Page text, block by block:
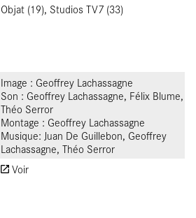
Objat (19), Studios TV7 (33)
Image : Geoffrey Lachassagne
Son : Geoffrey Lachassagne, Félix Blume,
Théo Serror
Montage : Geoffrey Lachassagne
Musique: Juan De Guillebon, Geoffrey
Lachassagne, Théo Serror
Voir